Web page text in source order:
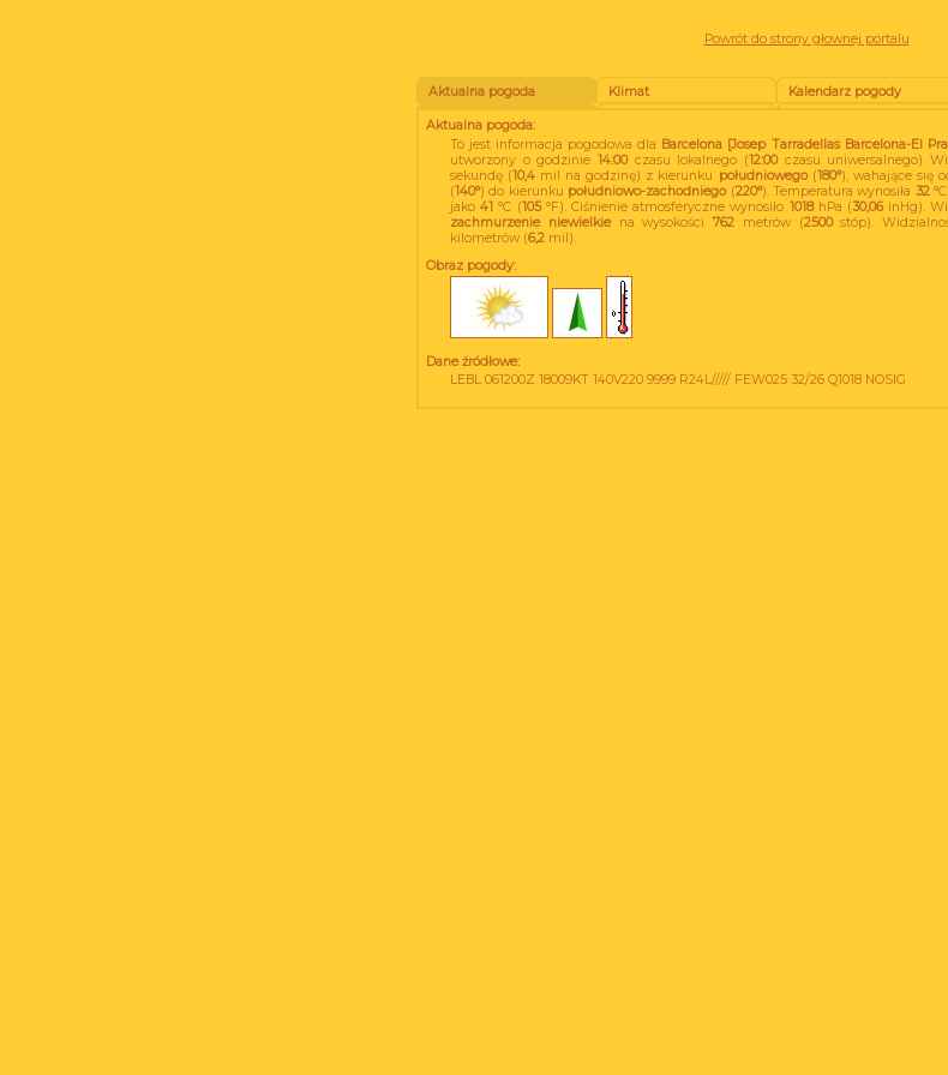
Powrót do strony głownej portalu
Aktualna pogoda Klimat Kalendarz pogody
Aktualna pogoda:
To jest informacja pogodowa dla Barcelona [Josep Tarradellas Barcelona-El
utworzony o godzinie 14:00czasu lokalnego (12:00czasu uniwersalnego)
sekundę (10,4 mil na godzinę) z kierunku południowego(180°), wahające się
(140°) do kierunku południowo-zachodniego(220°). Temperatura wynosiła 32
jako41 °C (105°F). Ciśnienie atmosferyczne wynosiło 1018hPa (30,06inHg).
zachmurzenie niewielkiena wysokości762 metrów (2500stóp).
kilometrów (6,2 mil).
Obraz pogody:
Dane źródłowe:
LEBL 061200Z 18009KT 140V220 9999 R24L///// FEW025 32/26 Q1018 NOSIG